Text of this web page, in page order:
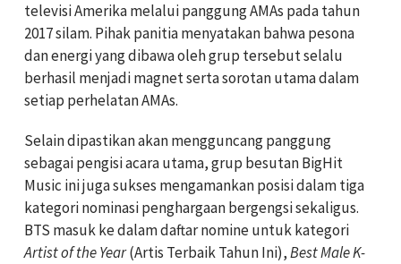
televisi Amerika melalui panggung AMAs pada tahun
2017 silam. Pihak panitia menyatakan bahwa pesona
dan energi yang dibawa oleh grup tersebut selalu
berhasil menjadi magnet serta sorotan utama dalam
setiap perhelatan AMAs.
Selain dipastikan akan mengguncang panggung
sebagai pengisi acara utama, grup besutan BigHit
Music ini juga sukses mengamankan posisi dalam tiga
kategori nominasi penghargaan bergengsi sekaligus.
BTS masuk ke dalam daftar nomine untuk kategori
Artist of the Year(Artis Terbaik Tahun Ini),Best Male K-